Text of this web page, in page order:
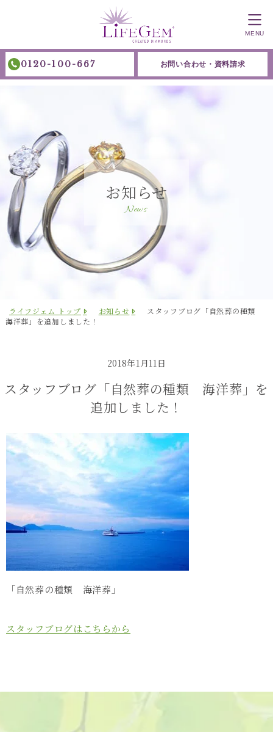
0120-100-667 お問い合わせ・資料請求
MENU
お知らせ
News
ライフジェム トップ お知らせ
スタッフブログ「自然葬の種類
海洋葬」を追加しました！
2018年1月11日
スタッフブログ「自然葬の種類 海洋葬」を
追加しました！
「自然葬の種類 海洋葬」
スタッフブログはこちらから